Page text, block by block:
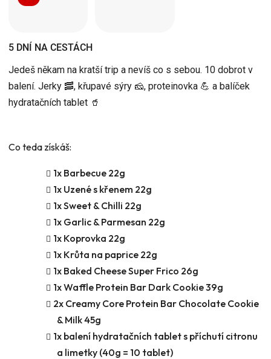
5 DNÍ NA CESTÁCH
Jedeš někam na kratší trip a nevíš co s sebou. 10 dobrot v
balení. Jerky 🥓, křupavé sýry 🧀, proteinovka 💪 a balíček
hydratačních tablet 🥤
Co teda získáš:
1x Barbecue 22g
1x Uzené s křenem 22g
1x Sweet & Chilli 22g
1x Garlic & Parmesan 22g
1x Koprovka 22g
1x Krůta na paprice 22g
1x Baked Cheese Super Frico 26g
1x Waffle Protein Bar Dark Cookie 39g
2x Creamy Core Protein Bar Chocolate Cookie
& Milk 45g
1x balení hydratačních tablet s příchutí citronu
a limetky (40g = 10 tablet)
4,0
hvězdiček.